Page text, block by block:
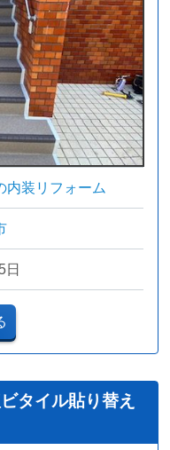
内装リフォーム
日
タイル貼り替え